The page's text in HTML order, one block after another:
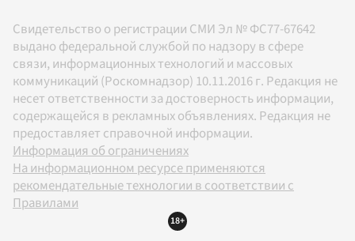
Свидетельство о регистрации СМИ Эл № ФС77-67642
выдано федеральной службой по надзору в сфере
связи, информационных технологий и массовых
коммуникаций (Роскомнадзор) 10.11.2016 г. Редакция не
несет ответственности за достоверность информации,
содержащейся в рекламных объявлениях. Редакция не
предоставляет справочной информации.
Информация об ограничениях
На информационном ресурсе применяются
рекомендательные технологии в соответствии с
Правилами
18+